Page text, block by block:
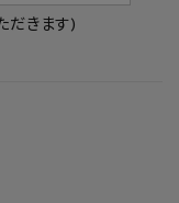
だきます)